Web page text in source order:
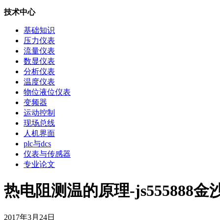
技术中心
基础知识
压力仪表
流量仪表
数显仪表
分析仪表
温度仪表
物位液位仪表
变频器
运动控制
现场总线
人机界面
plc与dcs
仪表与传感器
专业论文
热电阻测温的原理-js555888金
2017年3月24日